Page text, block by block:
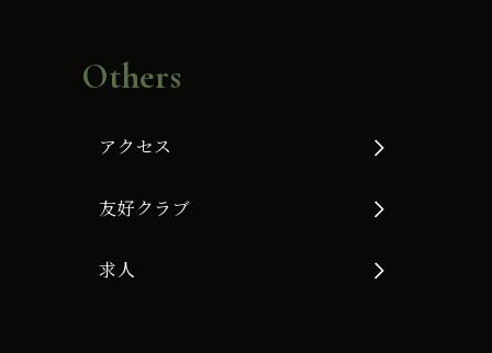
Others
アクセス
友好クラブ
求人